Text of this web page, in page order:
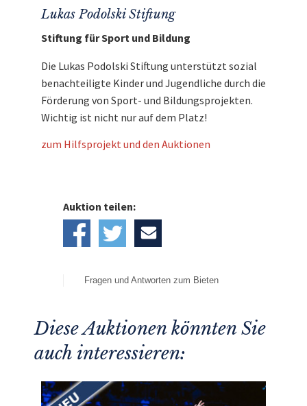
over the distance of 5000 and 10.000 meters at
the Olympic Games 2012 in London.
Furthermore up to now, Mo achieved three
world- and five European championship titles
on the lane. Thank you, Mo!
ausgefallene Geschenkefür den guten
Lukas Podolski Stiftung
Stiftung für Sport und Bildung
Die Lukas Podolski Stiftung unterstützt sozial
benachteiligte Kinder und Jugendliche durch die
Förderung von Sport- und Bildungsprojekten.
Wichtig ist nicht nur auf dem Platz!
zum Hilfsprojekt und den Auktionen
Auktion teilen:
Fragen und Antworten zum Bieten
Diese Auktionen könnten Sie
auch interessieren: